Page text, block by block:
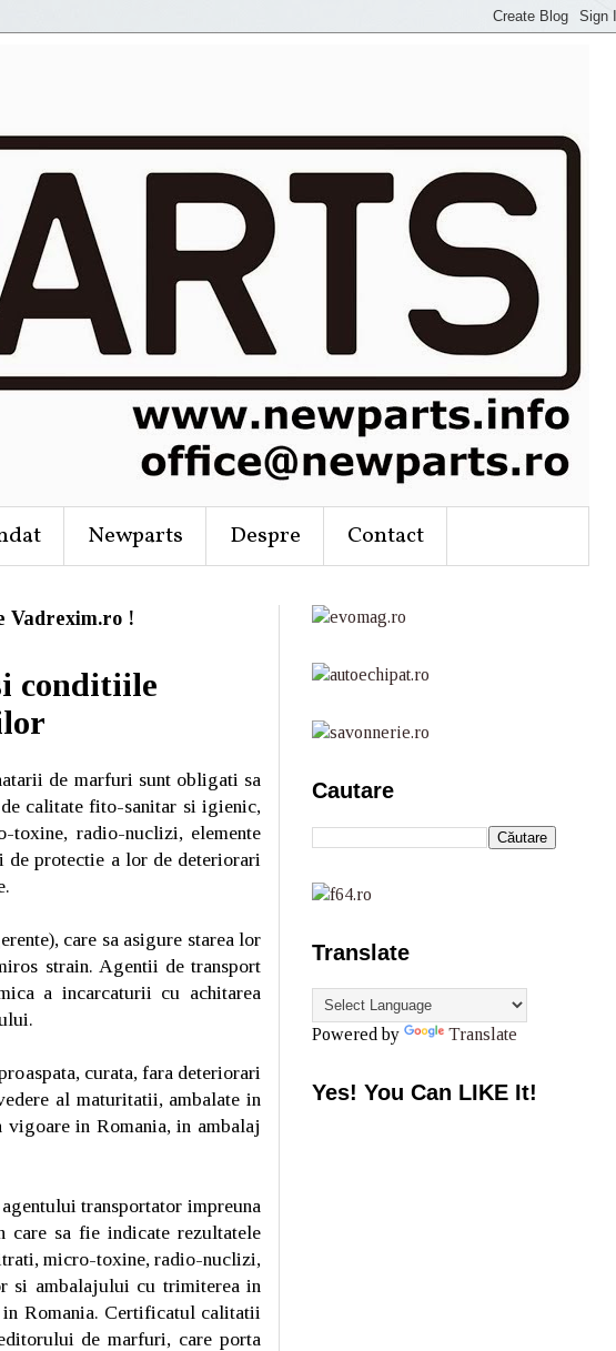
Newparts Despre Contact
Vadrexim.ro !
conditiile
de marfuri sunt obligati sa
calitate fito-sanitar si igienic,
radio-nuclizi, elemente
de protectie a lor de deteriorari
care sa asigure starea lor
strain. Agentii de transport
a incarcaturii cu achitarea
curata, fara deteriorari
al maturitatii, ambalate in
vigoare in Romania, in ambalaj
transportator impreuna
sa fie indicate rezultatele
micro-toxine, radio-nuclizi,
si ambalajului cu trimiterea in
Romania. Certificatul calitatii
de marfuri, care porta
Cautare
Translate
Powered by Translate
Yes! You Can LIKE It!